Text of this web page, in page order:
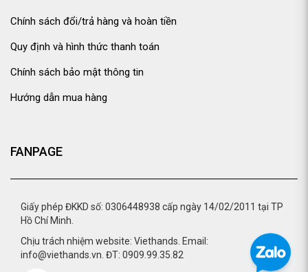
Chính sách đổi/trả hàng và hoàn tiền
Quy định và hình thức thanh toán
Chính sách bảo mật thông tin
Hướng dẫn mua hàng
FANPAGE
Giấy phép ĐKKD số: 0306448938 cấp ngày 14/02/2011 tại TP
Hồ Chí Minh.
Chịu trách nhiệm website: Viethands. Email:
info@viethands.vn. ĐT: 0909.99.35.82